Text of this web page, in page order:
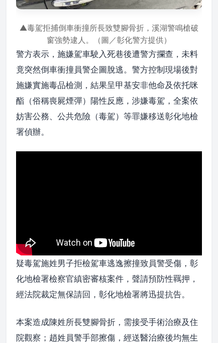
▲毒駕拒捕倒車衝撞所長致雙腳骨折，溪湖警鳴槍破
窗強勢逮人。（圖／彰化警方提供）
警方表示，施嫌駕車駛入死巷後遭警方攔查，未料
竟突然倒車衝撞員警企圖脫逃。警方控制現場後對
施嫌實施毒品檢測，結果呈甲基安非他命及依托咪
酯（俗稱喪屍煙彈）陽性反應，涉嫌毒駕，全案依
妨害公務、公共危險（毒駕）等罪嫌移送彰化地檢
署偵辦。
疑毒駕施姓男子拒檢駕車逃逸擦撞致員警受傷，彰
化地檢署檢察官縝密審核案件，聲請預防性羈押，
經法院裁定無保請回，彰化地檢署將迅提抗告。
本案造成陳姓所長雙腳骨折，需接受手術治療及住
院觀察；趙姓員警手部擦傷，經送醫治療後均無生